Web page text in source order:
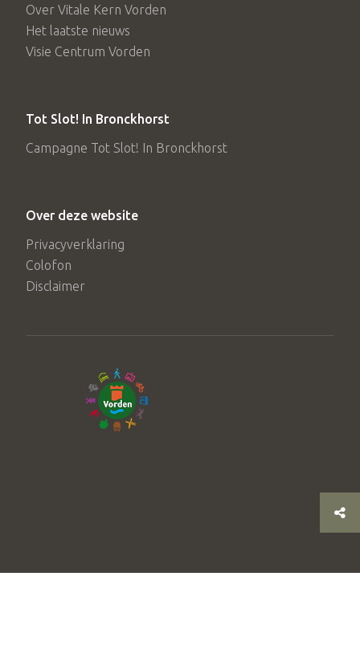
Over Vitale Kern Vorden
Het laatste nieuws
Visie Centrum Vorden
Tot Slot! In Bronckhorst
Campagne Tot Slot! In Bronckhorst
Over deze website
Privacyverklaring
Colofon
Disclaimer